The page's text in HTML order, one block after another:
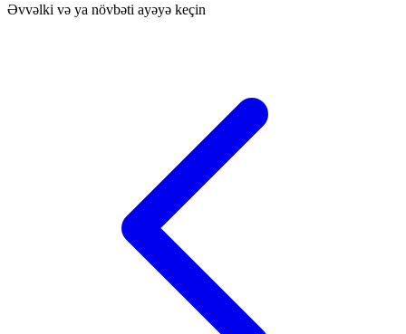
Əvvəlki və ya növbəti ayəyə keçin